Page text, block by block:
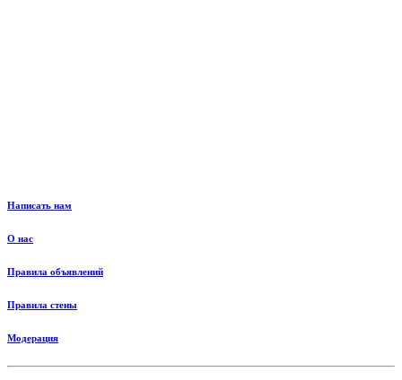
Написать нам
О нас
Правила объявлений
Правила стены
Модерация